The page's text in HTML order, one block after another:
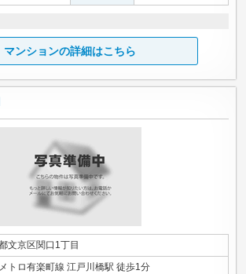
マンションの詳細はこちら
文京区関口1丁目
トロ有楽町線 江戸川橋駅 徒歩1分